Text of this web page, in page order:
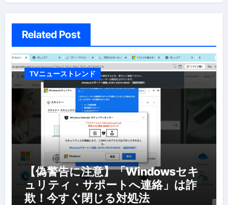
ョ
ンRelated Post
TVニューストレンド
【偽警告に注意】「Windowsセキ
ュリティ・サポートへ連絡」は詐
欺！今すぐ閉じる対処法